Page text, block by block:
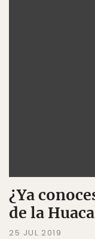
¿Ya
de la
25 JUL 2019